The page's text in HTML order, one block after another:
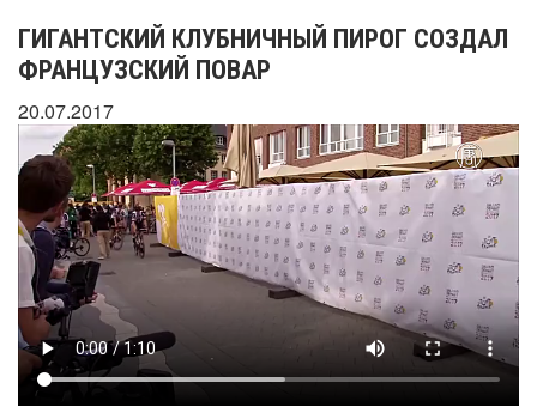
ГИГАНТСКИЙ КЛУБНИЧНЫЙ ПИРОГ СОЗДАЛ
ФРАНЦУЗСКИЙ ПОВАР
20.07.2017